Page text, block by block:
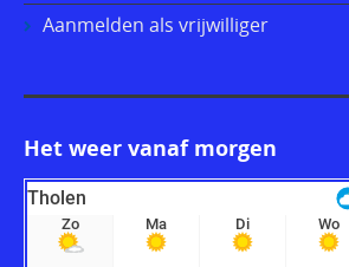
Aanmelden als vrijwilliger
Het weer vanaf morgen